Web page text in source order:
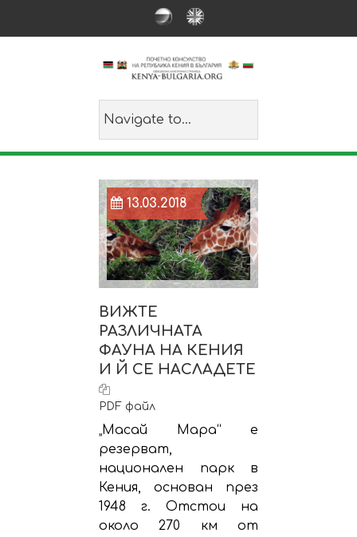
13.03.2018
ВИЖТЕ
РАЗЛИЧНАТА
ФАУНА НА КЕНИЯ
И Й СЕ НАСЛАДЕТЕ
PDF файл
„Масай Мара“ е
резерват,
национален парк в
Кения, основан през
1948 г. Отстои на
около 270 км от